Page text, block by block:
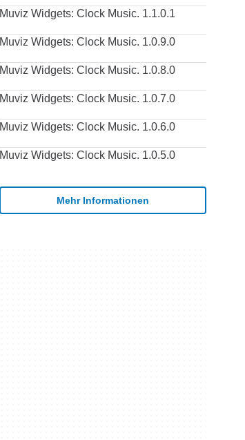
Muviz Widgets: Clock Music. 1.1.0.1
Muviz Widgets: Clock Music. 1.0.9.0
Muviz Widgets: Clock Music. 1.0.8.0
Muviz Widgets: Clock Music. 1.0.7.0
Muviz Widgets: Clock Music. 1.0.6.0
Muviz Widgets: Clock Music. 1.0.5.0
Mehr Informationen